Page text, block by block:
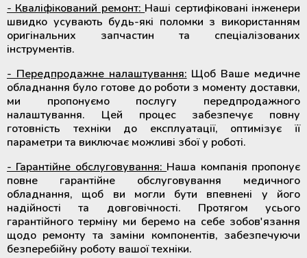
з'єднання полімерних магістралей
Апарати для донорського та
Апарати для автоматичного
взяття крові
Апарати для опромінення крові
Мобільний пункт забору крові
(Донорський автобус)
- Кваліфікований ремонт: Наші сертифіковані інженери
швидко усувають будь-які поломки з використанням
оригінальних запчастин та спеціалізованих
інструментів.
- Передпродажне налаштування: Щоб Ваше медичне
обладнання було готове до роботи з моменту доставки,
ми пропонуємо послугу передпродажного
налаштування. Цей процес забезпечує повну
готовність техніки до експлуатації, оптимізує її
параметри та виключає можливі збої у роботі.
- Гарантійне обслуговування: Наша компанія пропонує
повне гарантійне обслуговування медичного
обладнання, щоб ви могли бути впевнені у його
надійності та довговічності. Протягом усього
гарантійного терміну ми беремо на себе зобов'язання
щодо ремонту та заміни компонентів, забезпечуючи
безперебійну роботу вашої техніки.